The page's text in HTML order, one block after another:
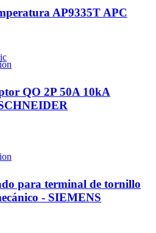
AP9335T APC
QO 2P 50A 10kA
para terminal de tornillo
- SIEMENS